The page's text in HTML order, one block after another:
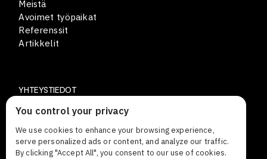
Meistä
Avoimet työpaikat
Referenssit
Artikkelit
YHTEYSTIEDOT
Lars Sonckin kaari 12
FI-02600 Espoo Suomi
Puhelin
You control your privacy
We use cookies to enhance your browsing experience,
serve personalized ads or content, and analyze our traffic.
By clicking "Accept All", you consent to our use of cookies.